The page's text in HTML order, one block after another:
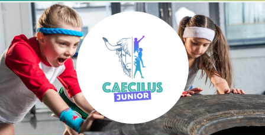
Caecilus Functional Fitness